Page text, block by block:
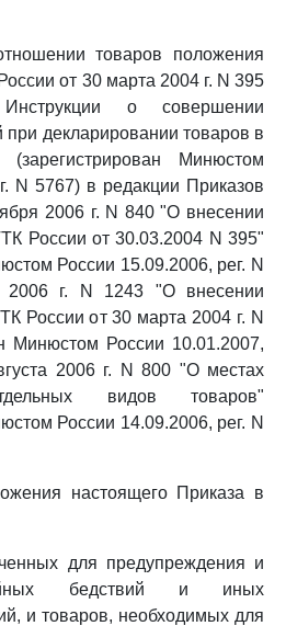
товаров положения
от 30 марта 2004 г. N 395
о совершении
декларировании товаров в
Минюстом
N 5767) в редакции Приказов
2006 г. N 840 "О внесении
России от 30.03.2004 N 395"
России 15.09.2006, рег. N
2006 г. N 1243 "О внесении
России от 30 марта 2004 г. N
Минюстом России 10.01.2007,
2006 г. N 800 "О местах
видов товаров"
России 14.09.2006, рег. N
настоящего Приказа в
для предупреждения и
бедствий и иных
и товаров, необходимых для